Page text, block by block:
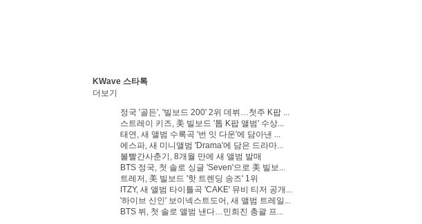
KWave 스타톡
더보기
정국 '골든', '빌보드 200' 2위 데뷔…첫주 K팝 ...
스트레이 키즈, 美 빌보드 '톱 K팝 앨범' 수상...
태연, 새 앨범 수록곡 '번 잇 다운'에 담아낸 ...
에스파, 새 미니앨범 'Drama'에 담은 드라마...
볼빨간사춘기, 8개월 만에 새 앨범 발매
BTS 정국, 첫 솔로 싱글 'Seven'으로 美 빌보...
트레저, 美 빌보드 '핫 트렌딩 송즈' 1위
ITZY, 새 앨범 타이틀곡 'CAKE' 뮤비 티저 공개...
'하이브 신인' 보이넥스트도어, 새 앨범 트레일...
BTS 뷔, 첫 솔로 앨범 낸다…민희진 총괄 프...